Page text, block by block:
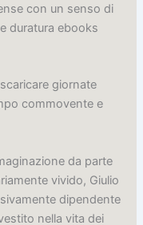
con un senso di
duratura ebooks
giornate
commovente e
da parte
vivido, Giulio
dipendente
nella vita dei